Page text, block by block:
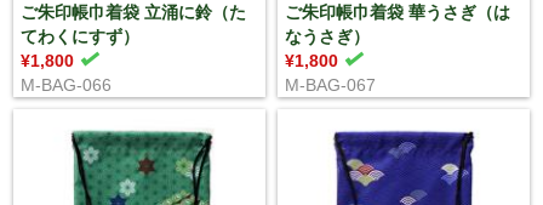
ご朱印帳巾着袋 立涌に鈴（た
てわくにすず）
¥1,800
M-BAG-066
ご朱印帳巾着袋 華うさぎ（は
なうさぎ）
¥1,800
M-BAG-067